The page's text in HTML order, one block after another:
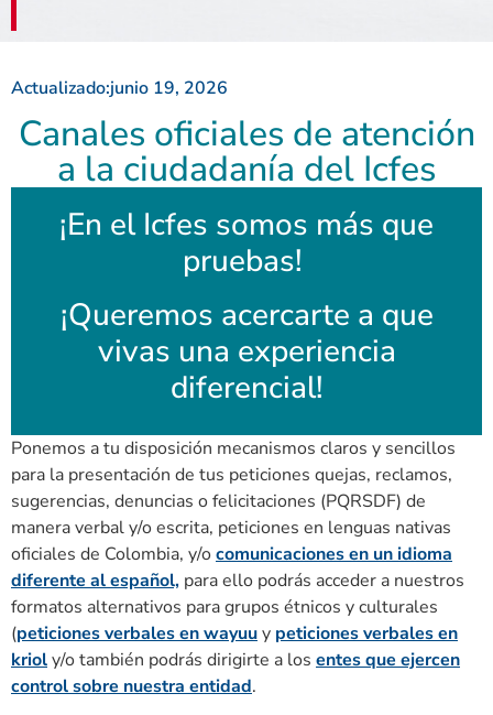
Actualizado:junio 19, 2026
Canales oficiales de atención
a la ciudadanía del Icfes
¡En el Icfes somos más que
pruebas!
¡Queremos acercarte a que
vivas una experiencia
diferencial!
Ponemos a tu disposición mecanismos claros y sencillos
para la presentación de tus peticiones quejas, reclamos,
sugerencias, denuncias o felicitaciones (PQRSDF) de
manera verbal y/o escrita, peticiones en lenguas nativas
oficiales de Colombia, y/ocomunicaciones en un idioma
diferente al español, para ello podrás acceder a nuestros
formatos alternativos para grupos étnicos y culturales
(peticiones verbales en wayuuy peticiones verbales en
krioly/o también podrás dirigirte a los entes que ejercen
control sobre nuestra entidad.